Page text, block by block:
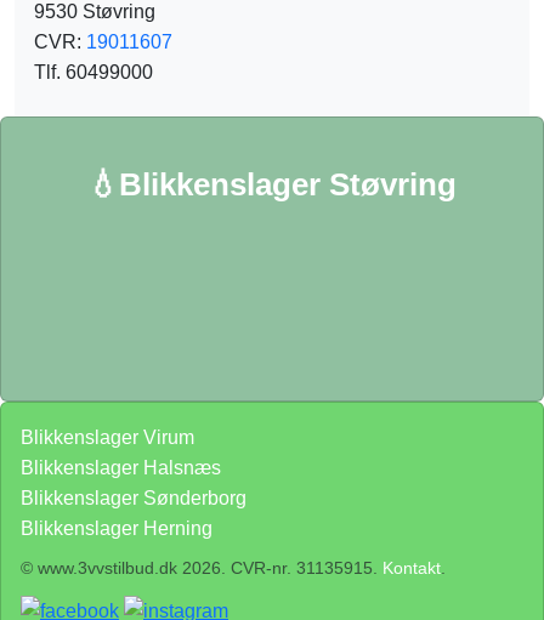
9530 Støvring
CVR: 19011607
Tlf. 60499000
💧Blikkenslager Støvring
Blikkenslager Virum
Blikkenslager Halsnæs
Blikkenslager Sønderborg
Blikkenslager Herning
© www.3vvstilbud.dk 2026. CVR-nr. 31135915. Kontakt.